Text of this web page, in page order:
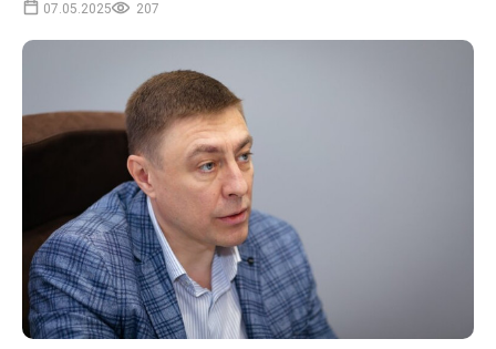
07.05.2025 207